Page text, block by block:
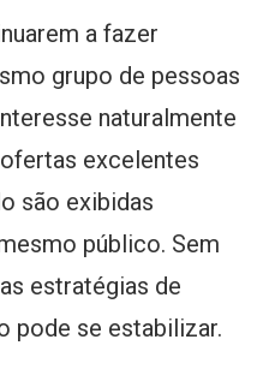
a fazer
grupo de pessoas
naturalmente
excelentes
são exibidas
público. Sem
estratégias de
pode se estabilizar.